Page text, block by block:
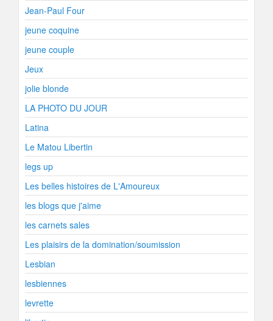
Jean-Paul Four
jeune coquine
jeune couple
Jeux
jolie blonde
LA PHOTO DU JOUR
Latina
Le Matou Libertin
legs up
Les belles histoires de L'Amoureux
les blogs que j'aime
les carnets sales
Les plaisirs de la domination/soumission
Lesbian
lesbiennes
levrette